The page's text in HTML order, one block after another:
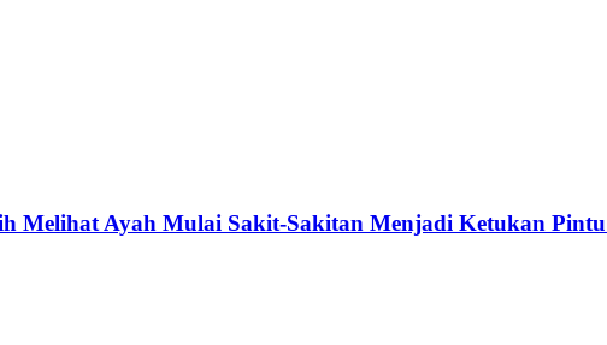
Melihat Ayah Mulai Sakit-Sakitan Menjadi Ketukan